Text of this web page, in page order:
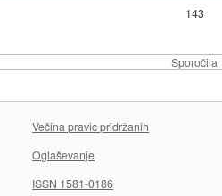
Sporočila
143
Večina pravic pridržanih
Oglaševanje
ISSN 1581-0186